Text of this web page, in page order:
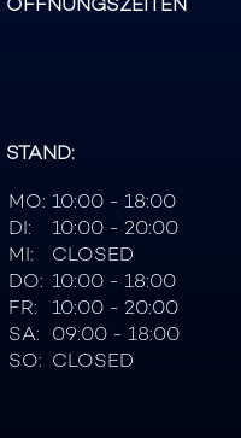
STAND:
MO: 10:00 - 18:00
DI:
10:00 - 20:00
MI:
CLOSED
DO: 10:00 - 18:00
FR:
10:00 - 20:00
SA: 09:00 - 18:00
SO: CLOSED